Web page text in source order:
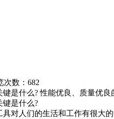
次数：682
是什么? 性能优良、质量优
键是什么?
对人们的生活和工作有很大